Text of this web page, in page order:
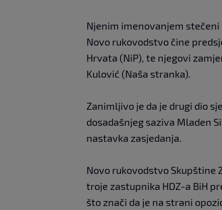
Njenim imenovanjem stečeni
Novo rukovodstvo čine
Hrvata (NiP), te njegovi
Kulović (Naša stranka).
Zanimljivo je da je drugi dio
dosadašnjeg saziva Mladen
nastavka zasjedanja.
Novo rukovodstvo Skupštine
troje zastupnika HDZ-a BiH
što znači da je na strani